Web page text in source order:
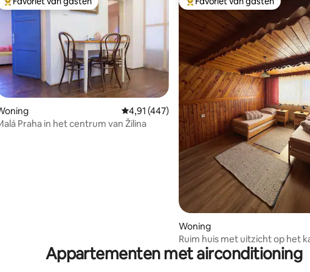
van 4,79 op 5, 19 recensies
Topfavoriet van gasten
Gemiddelde beoordeling van 4,91 op 5, 447
4,91 (447)
Praha in het centrum van Žilina
Topfavoriet van gasten
Woning
Ruim huis met uitzicht op het
Appartementen met airconditioning